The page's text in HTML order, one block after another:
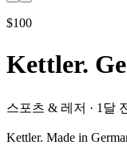
$100
Kettler.
스포츠 & 레저 · 1달
Kettler. Made in